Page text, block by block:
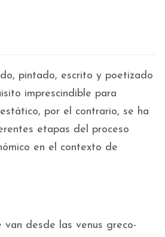
pintado, escrito y poetizado
imprescindible para
por el contrario, se ha
etapas del proceso
en el contexto de
desde las venus greco-